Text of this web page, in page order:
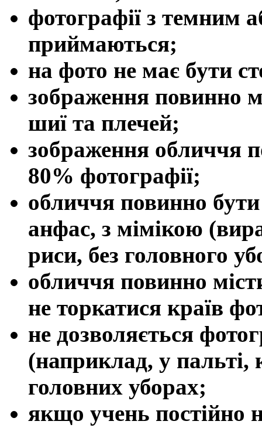
фотографії з темним
приймаються;
на фото не має бути
зображення повинно
шиї та плечей;
зображення обличчя
80% фотографії;
обличчя повинно
анфас, з мімікою
риси, без головного
обличчя повинно
не торкатися країв
не дозволяється
(наприклад, у пальті,
головних уборах;
якщо учень постійно